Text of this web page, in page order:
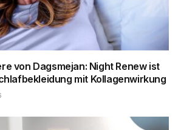
von Dagsmejan: Night Renew ist
mit Kollagenwirkung